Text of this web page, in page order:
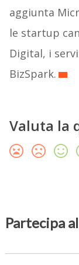
aggiunta
le startup
Digital, i
BizSpark.
Valuta la
Partecipa